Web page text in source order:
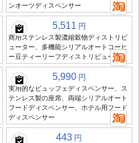
ンオーツディスペンサー
5,511 円
商用ステンレス製濃縮穀物ディストリビ
ューター、多機能シリアルオートコーヒ
ー豆ティーリーフディストリビューター
5,990 円
実用的なビュッフェディスペンサー、ス
テンレス製の座席、両端シリアルオート
フードディスペンサー、ホテル用フード
ディスペンサー
443 円